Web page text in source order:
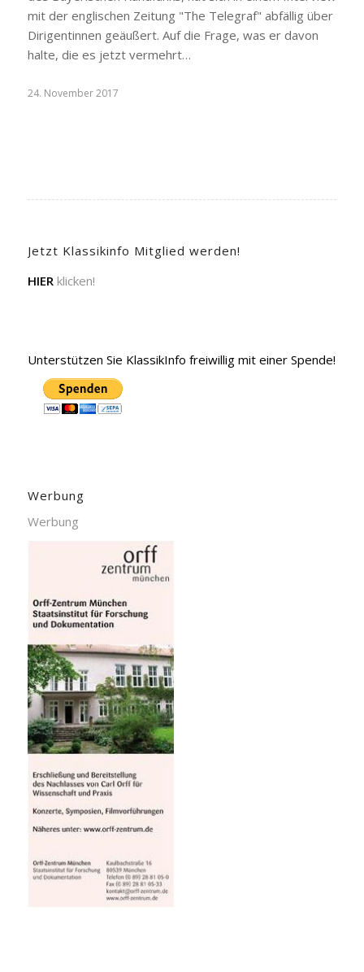
mit der englischen Zeitung "The Telegraf" abfällig über
Dirigentinnen geäußert. Auf die Frage, was er davon
halte, die es jetzt vermehrt…
24. November 2017
Jetzt Klassikinfo Mitglied werden!
HIER klicken!
Unterstützen Sie KlassikInfo freiwillig mit einer Spende!
Werbung
Werbung